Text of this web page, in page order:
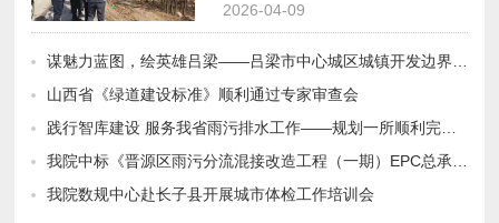
程现场调研
2026-04-09
谋魅力蓝图，绘英雄吕梁——吕梁市中心城区城镇开发边界内详细规划取得阶段性成果
山西省《绿道建设标准》顺利通过专家审查会
践行智库建设 服务我省雨污排水工作——规划一所顺利完成《雨污分流源头治理技术标准》与《城镇排水防涝技术标准》大纲评审会
我院中标《晋源区雨污分流混接改造工程（一期）EPC总承包》项目
我院数规中心赴长子县开展城市体检工作培训会